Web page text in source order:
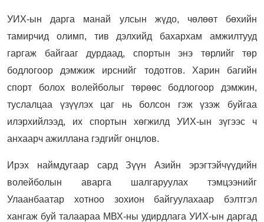
УИХ-ын дарга манай улсын жүдо, чөлөөт бөхийн
тамирчид олимп, тив дэлхийд бахархам амжилтууд
гаргаж байгааг дурдаад, спортын энэ төрлийг төр
бодлогоор дэмжиж ирснийг тодотгов. Харин багийн
спорт болох волейболыг төрөөс бодлогоор дэмжин,
туслалцаа үзүүлэх цаг нь болсон гэж үзэж буйгаа
илэрхийлээд, их спортын хөгжилд УИХ-ын зүгээс ч
анхаарч ажиллана гэдгийг онцлов.
Ирэх наймдугаар сард Зүүн Азийн эрэгтэйчүүдийн
волейболын аварга шалгаруулах тэмцээнийг
Улаанбаатар хотноо зохион байгуулахаар бэлтгэл
хангаж буй талаараа МВХ-ны удирдлага УИХ-ын даргад